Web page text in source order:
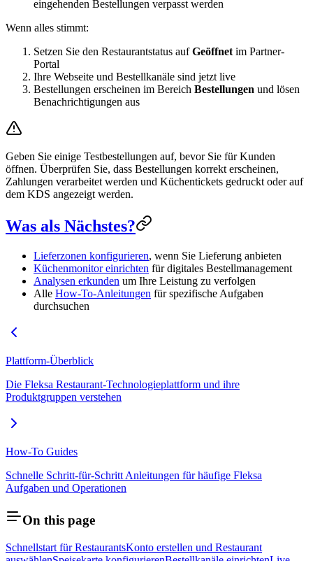
eingehenden Bestellungen verpasst werden
Wenn alles stimmt:
Setzen Sie den Restaurantstatus aufGeöffnet im Partner-
Portal
Ihre Webseite und Bestellkanäle sind jetzt live
Bestellungen erscheinen im Bereich Bestellungen und lösen
Benachrichtigungen aus
Geben Sie einige Testbestellungen auf, bevor Sie für Kunden
öffnen. Überprüfen Sie, dass Bestellungen korrekt erscheinen,
Zahlungen verarbeitet werden und Küchentickets gedruckt oder auf
dem KDS angezeigt werden.
Was als Nächstes?
Lieferzonen konfigurieren, wenn Sie Lieferung anbieten
Küchenmonitor einrichten für digitales Bestellmanagement
Analysen erkunden um Ihre Leistung zu verfolgen
Alle How-To-Anleitungen für spezifische Aufgaben
durchsuchen
Plattform-Überblick
Die Fleksa Restaurant-Technologieplattform und ihre
Produktgruppen verstehen
How-To Guides
Schnelle Schritt-für-Schritt Anleitungen für häufige Fleksa
Aufgaben und Operationen
On this page
Schnellstart für RestaurantsKonto erstellen und Restaurant